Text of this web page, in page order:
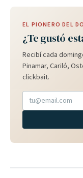
EL PIONERO DEL
¿Te gustó
Recibí cada
Pinamar, Cariló,
clickbait.